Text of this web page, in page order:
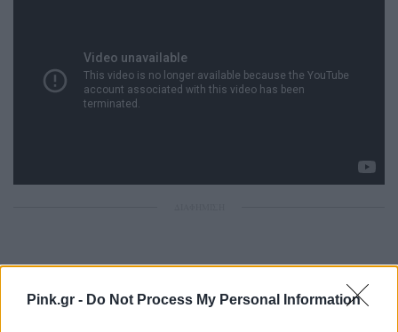
Pink.gr - Do Not Process My Personal Information